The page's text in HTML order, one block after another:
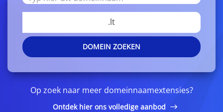
.lt
DOMEIN ZOEKEN
Op zoek naar meer domeinnaamextensies?
Ontdek hier ons volledige aanbod